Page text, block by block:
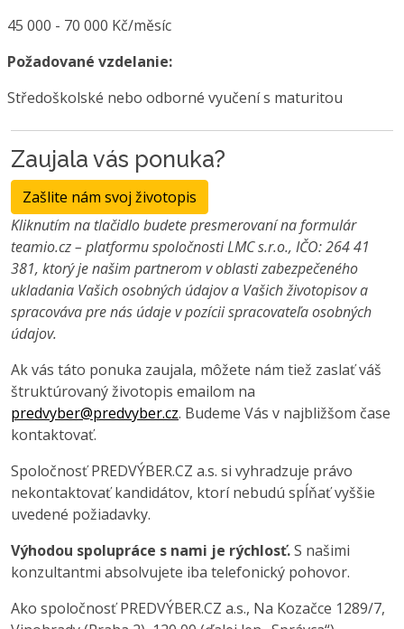
45 000 - 70 000 Kč/měsíc
Požadované vzdelanie:
Středoškolské nebo odborné vyučení s maturitou
Zaujala vás ponuka?
Zašlite nám svoj životopis
Kliknutím na tlačidlo budete presmerovaní na formulár
teamio.cz – platformu spoločnosti LMC s.r.o., IČO: 264 41
381, ktorý je našim partnerom v oblasti zabezpečeného
ukladania Vašich osobných údajov a Vašich životopisov a
spracováva pre nás údaje v pozícii spracovateľa osobných
údajov.
Ak vás táto ponuka zaujala, môžete nám tiež zaslať váš
štruktúrovaný životopis emailom na
predvyber@predvyber.cz. Budeme Vás v najbližšom čase
kontaktovať.
Spoločnosť PREDVÝBER.CZ a.s. si vyhradzuje právo
nekontaktovať kandidátov, ktorí nebudú spĺňať vyššie
uvedené požiadavky.
Výhodou spolupráce s nami je rýchlosť.S našimi
konzultantmi absolvujete iba telefonický pohovor.
Ako spoločnosť PREDVÝBER.CZ a.s., Na Kozačce 1289/7,